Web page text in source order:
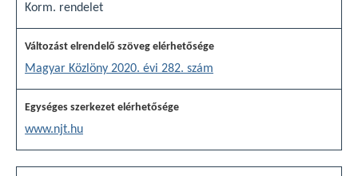
Korm. rendelet
Magyar Közlöny 2020. évi 282. szám
www.njt.hu